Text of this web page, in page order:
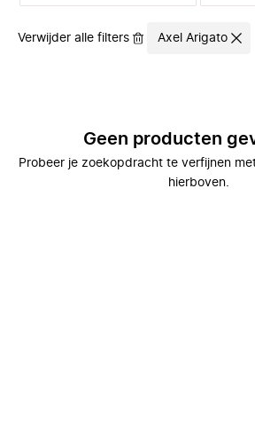
Verwijder alle filters Axel Arigato
Geen producten
Probeer je zoekopdracht te verfijnen
hierboven.